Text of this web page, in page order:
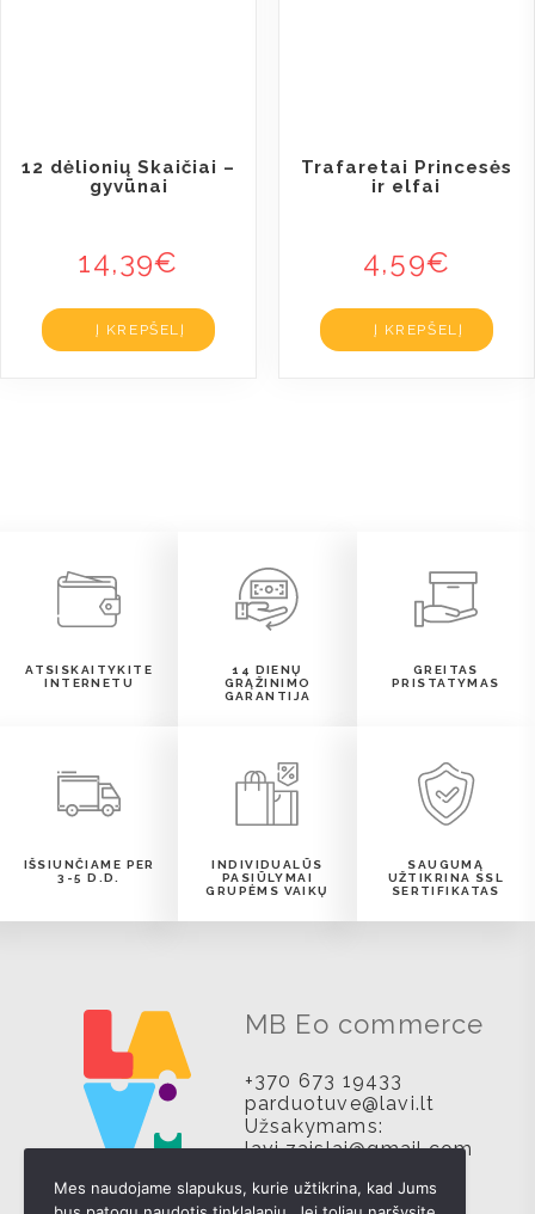
12 dėlionių Skaičiai –
gyvūnai
14,39€
Į KREPŠELĮ
Trafaretai Princesės
ir elfai
4,59€
Į KREPŠELĮ
ATSISKAITYKITE
INTERNETU
14 DIENŲ
GRĄŽINIMO
GARANTIJA
GREITAS
PRISTATYMAS
IŠSIUNČIAME PER
3-5 D.D.
INDIVIDUALŪS
PASIŪLYMAI
GRUPĖMS VAIKŲ
SAUGUMĄ
UŽTIKRINA SSL
SERTIFIKATAS
MB Eo commerce
+370 673 19433
parduotuve@lavi.lt
Užsakymams:
lavi.zaislai@gmail.com
Mes naudojame slapukus, kurie užtikrina, kad Jums